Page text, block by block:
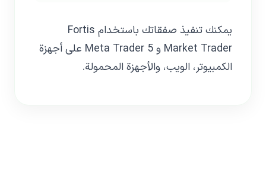
يمكنك تنفيذ صفقاتك باستخدام Fortis
Market Trader و Meta Trader 5 على أجهزة
الكمبيوتر، الويب، والأجهزة المحمولة.